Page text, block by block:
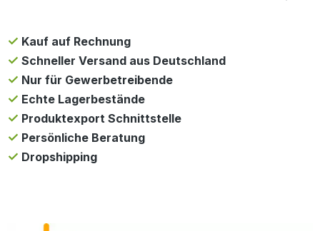
Kauf auf Rechnung
Schneller Versand aus Deutschland
Nur für Gewerbetreibende
Echte Lagerbestände
Produktexport Schnittstelle
Persönliche Beratung
Dropshipping